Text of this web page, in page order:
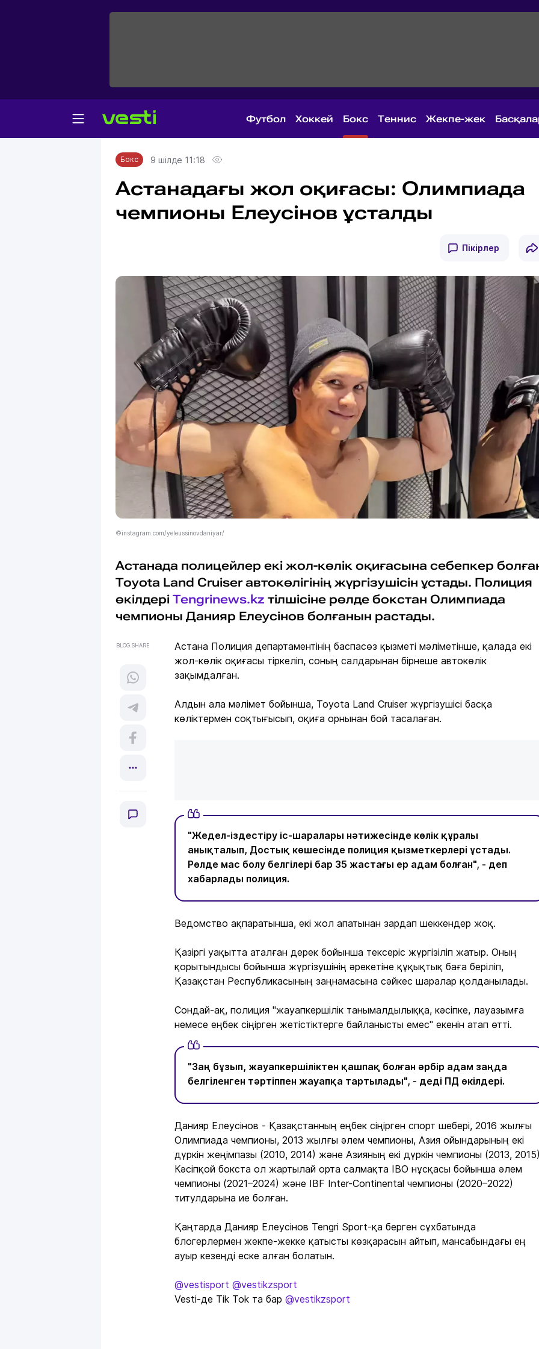
Футбол Хоккей Бокс Теннис Жекпе-жек
Главная
Бокс
Бокс 9 шілде 11:18
Астанадағы жол оқиғасы: Олимпиада
чемпионы Елеусінов ұсталды
Пікірлер
©instagram.com/yeleussinovdaniyar/
Астанада полицейлер екі жол-көлік оқиғасына себепкер
Toyota Land Cruiser автокөлігінің жүргізушісін ұстады. Полиция
өкілдері Tengrinews.kz тілшісіне рөлде бокстан Олимпиада
чемпионы Данияр Елеусінов болғанын растады.
BLOG.SHARE
Астана Полиция департаментінің баспасөз қызметі мәліметінше, қалада екі
жол-көлік оқиғасы тіркеліп, соның салдарынан бірнеше автокөлік
зақымдалған.
Алдын ала мәлімет бойынша, Toyota Land Cruiser жүргізушісі басқа
көліктермен соқтығысып, оқиға орнынан бой тасалаған.
"Жедел-іздестіру іс-шаралары нәтижесінде көлік құралы
анықталып, Достық көшесінде полиция қызметкерлері ұстады.
Рөлде мас болу белгілері бар 35 жастағы ер адам болған", - деп
хабарлады полиция.
Ведомство ақпаратынша, екі жол апатынан зардап шеккендер жоқ.
Қазіргі уақытта аталған дерек бойынша тексеріс жүргізіліп жатыр. Оның
қорытындысы бойынша жүргізушінің әрекетіне құқықтық баға беріліп,
Қазақстан Республикасының заңнамасына сәйкес шаралар қолданылады.
Сондай-ақ, полиция "жауапкершілік танымалдылыққа, кәсіпке, лауазымға
немесе еңбек сіңірген жетістіктерге байланысты емес" екенін атап өтті.
"Заң бұзып, жауапкершіліктен қашпақ болған әрбір адам заңда
белгіленген тәртіппен жауапқа тартылады", - деді ПД өкілдері.
Данияр Елеусінов - Қазақстанның еңбек сіңірген спорт шебері, 2016 жылғы
Олимпиада чемпионы, 2013 жылғы әлем чемпионы, Азия ойындарының екі
дүркін жеңімпазы (2010, 2014) және Азияның екі дүркін чемпионы (2013,
Кәсіпқой бокста ол жартылай орта салмақта IBO нұсқасы бойынша әлем
чемпионы (2021–2024) және IBF Inter-Continental чемпионы (2020–2022)
титулдарына ие болған.
Қаңтарда Данияр Елеусінов Tengri Sport-қа берген сұхбатында
блогерлермен жекпе-жекке қатысты көзқарасын айтып, мансабындағы ең
ауыр кезеңді еске алған болатын.
@vestisport @vestikzsport
Vesti-де Tik Tok та бар @vestikzsport